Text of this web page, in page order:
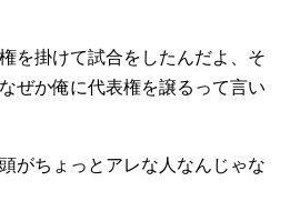
を掛けて試合をしたんだよ、そ
ぜか俺に代表権を譲るって言い
がちょっとアレな人なんじゃな